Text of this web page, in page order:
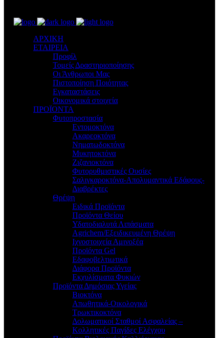
ΑΡΧΙΚΗ
ΕΤΑΙΡΕΙΑ
Προφίλ
Τομείς Δραστηριοποίησης
Οι Άνθρωποι Μας
Πιστοποίηση Ποιότητας
Εγκαταστάσεις
Οικονομικά στοιχεία
ΠΡΟΪΟΝΤΑ
Φυτοπροστασία
Εντομοκτόνα
Ακαρεοκτόνα
Νηματωδοκτόνα
Μυκητοκτόνα
Ζιζανιοκτόνα
Φυτορυθμιστικές Ουσίες
Σαλιγκαροκτόνα-Απολυμαντικά Εδάφους-
Διαβρέκτες
Θρέψη
Ειδικά Προϊόντα
Προϊόντα Θείου
Υδατοδιαλυτά Λιπάσματα
Agrichem/Εξειδικευμένη Θρέψη
Ιχνοστοιχεία Αμινοξέα
Προϊόντα Gel
Εδαφοβελτιωτικά
Διάφορα Προϊόντα
Εκχυλίσματα Φυκιών
Προϊόντα Δημόσιας Υγείας
Βιοκτόνα
Απωθητικά-Οικολογικά
Τρωκτικοκτόνα
Δολωματικοί Σταθμοί Ασφαλείας –
Κολλητικές Παγίδες Ελέγχου